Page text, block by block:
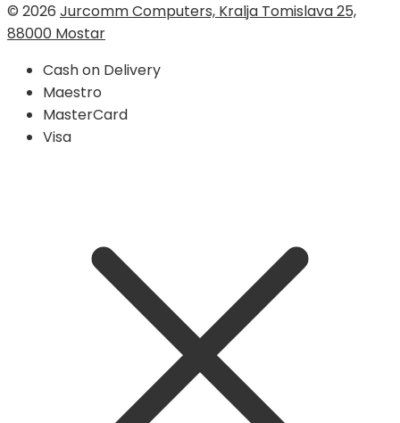
© 2026 Jurcomm Computers, Kralja Tomislava 25,
88000 Mostar
Cash on Delivery
Maestro
MasterCard
Visa